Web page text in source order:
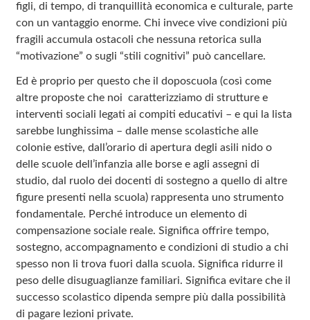
figli, di tempo, di tranquillità economica e culturale, parte
con un vantaggio enorme. Chi invece vive condizioni più
fragili accumula ostacoli che nessuna retorica sulla
“motivazione” o sugli “stili cognitivi” può cancellare.
Ed è proprio per questo che il doposcuola (così come
altre proposte che noi caratterizziamo di strutture e
interventi sociali legati ai compiti educativi – e qui la lista
sarebbe lunghissima – dalle mense scolastiche alle
colonie estive, dall’orario di apertura degli asili nido o
delle scuole dell’infanzia alle borse e agli assegni di
studio, dal ruolo dei docenti di sostegno a quello di altre
figure presenti nella scuola) rappresenta uno strumento
fondamentale. Perché introduce un elemento di
compensazione sociale reale. Significa offrire tempo,
sostegno, accompagnamento e condizioni di studio a chi
spesso non li trova fuori dalla scuola. Significa ridurre il
peso delle disuguaglianze familiari. Significa evitare che il
successo scolastico dipenda sempre più dalla possibilità
di pagare lezioni private.